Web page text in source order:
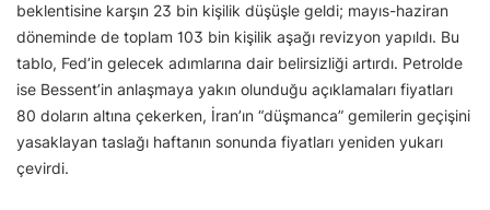
beklentisine karşın 23 bin kişilik düşüşle geldi; mayıs-haziran
döneminde de toplam 103 bin kişilik aşağı revizyon yapıldı. Bu
tablo, Fed’in gelecek adımlarına dair belirsizliği artırdı. Petrolde
ise Bessent’in anlaşmaya yakın olunduğu açıklamaları fiyatları
80 doların altına çekerken, İran’ın “düşmanca” gemilerin geçişini
yasaklayan taslağı haftanın sonunda fiyatları yeniden yukarı
çevirdi.